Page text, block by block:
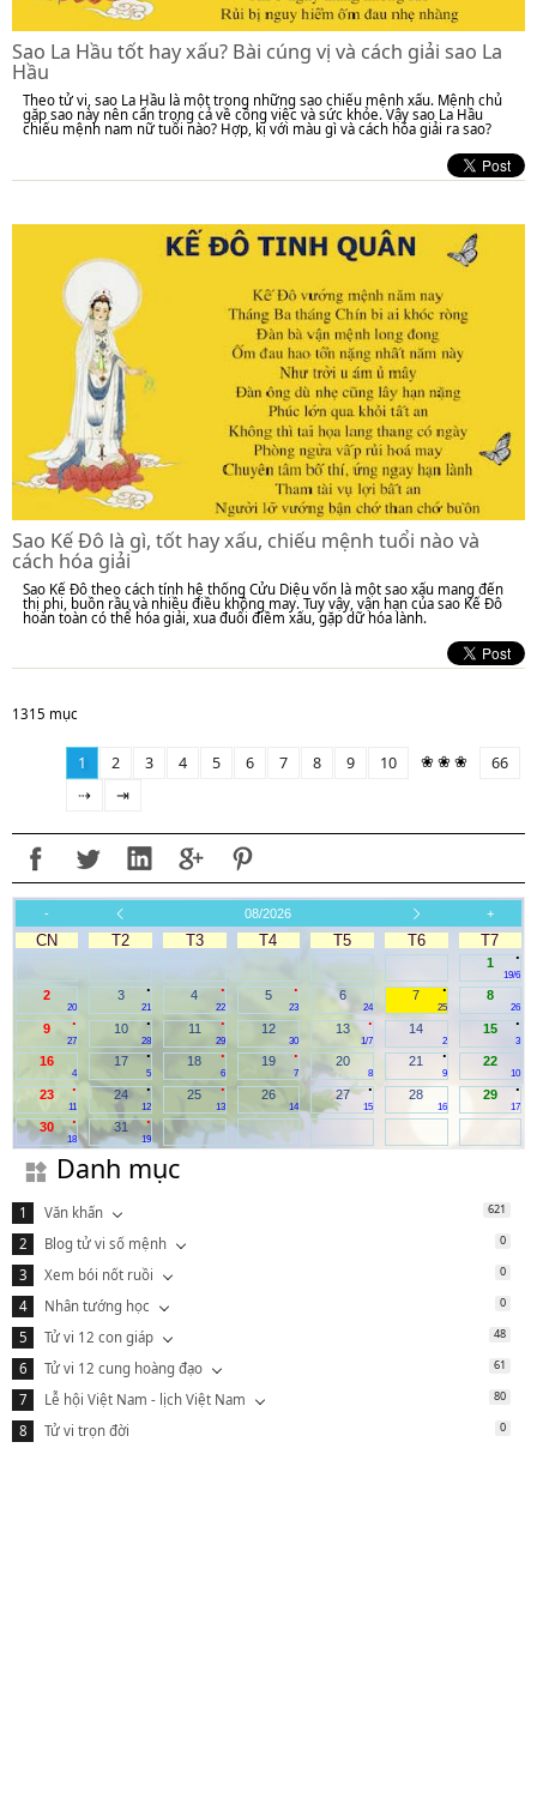
Sao La Hầu tốt hay xấu? Bài cúng vị và cách giải sao La
Hầu
Theo tử vi, sao La Hầu là một trong những sao chiếu mệnh xấu. Mệnh chủ
gặp sao này nên cẩn trọng cả về công việc và sức khỏe. Vậy sao La Hầu
chiếu mệnh nam nữ tuổi nào? Hợp, kị với màu gì và cách hóa giải ra sao?
Sao Kế Đô là gì, tốt hay xấu, chiếu mệnh tuổi nào và
cách hóa giải
Sao Kế Đô theo cách tính hệ thống Cửu Diệu vốn là một sao xấu mang đến
thị phi, buồn rầu và nhiều điều không may. Tuy vậy, vận hạn của sao Kế Đô
hoàn toàn có thể hóa giải, xua đuổi điềm xấu, gặp dữ hóa lành.
1315 mục
1 2 3 4 5 6 7 8 9 10 ❀ ❀ ❀
66
⇢
⇥
- 08/2026 +
CN T2 T3 T4 T5 T6 T7
.
1
19/6
2
20
.
3
21
.
4
22
.
5
23
6
24
.
7
25
8
26
.
9
27
.
10
28
.
11
29
12
30
.
13
1/7
14
2
.
15
3
16
4
.
17
5
.
18
6
.
19
7
20
8
.
21
9
22
10
.
23
11
.
24
12
.
25
13
26
14
.
27
15
28
16
.
29
17
.
30
18
.
31
19
Danh mục
Văn khấn 621
Blog tử vi số mệnh 0
Xem bói nốt ruồi 0
Nhân tướng học 0
Tử vi 12 con giáp 48
Tử vi 12 cung hoàng đạo 61
Lễ hội Việt Nam - lịch Việt Nam 80
Tử vi trọn đời 0